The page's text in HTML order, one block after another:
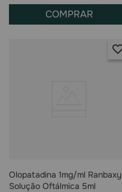
COMPRAR
Olopatadina 1mg/ml Ranbaxy
Solução Oftálmica 5ml